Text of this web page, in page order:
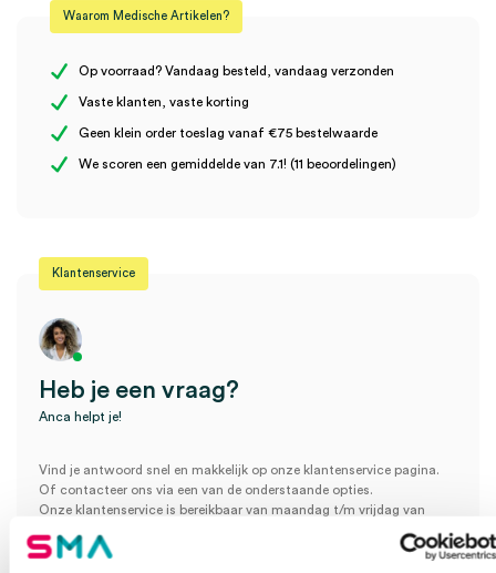
Kleur wit
Steriel
Uitvoering zonder klemring
Er zijn nog geen beoordelingen.
5cm x 9.1m (1)” te beoordelen
Waarom Medische Artikelen?
Op voorraad? Vandaag besteld, vandaag verzonden
Vaste klanten, vaste korting
Geen klein order toeslag vanaf €75 bestelwaarde
We scoren een gemiddelde van 7.1! (11 beoordelingen)
Klantenservice
Heb je een vraag?
Anca helpt je!
Vind je antwoord snel en makkelijk op onze klantenservice pagina.
Of contacteer ons via een van de onderstaande opties.
Onze klantenservice is bereikbaar van maandag t/m vrijdag van